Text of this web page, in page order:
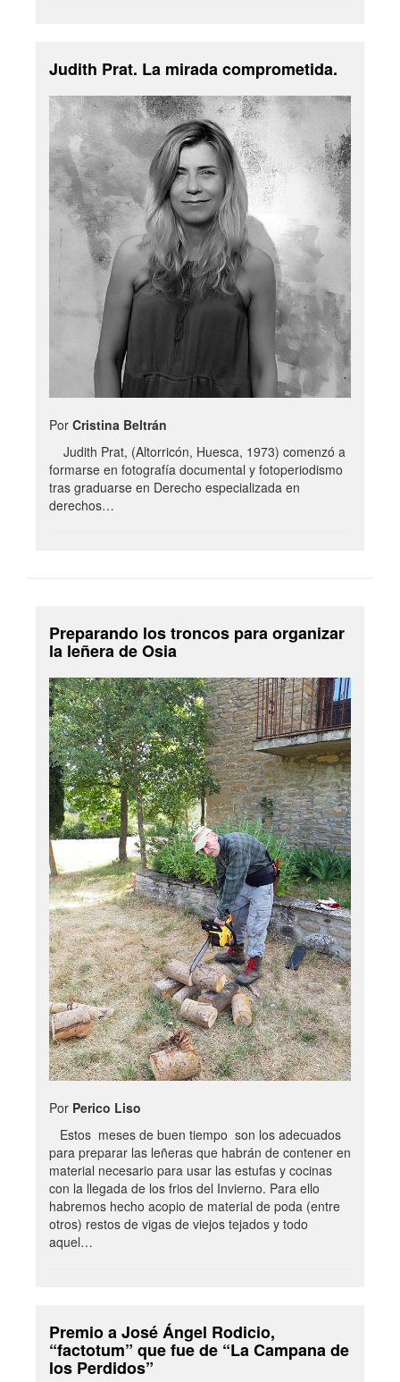
Judith Prat. La mirada comprometida.
Por Cristina Beltrán
Judith Prat, (Altorricón, Huesca, 1973) comenzó a
formarse en fotografía documental y fotoperiodismo
tras graduarse en Derecho especializada en
derechos…
Preparando los troncos para organizar
la leñera de Osia
Por Perico Liso
Estos meses de buen tiempo son los adecuados
para preparar las leñeras que habrán de contener en
material necesario para usar las estufas y cocinas
con la llegada de los frios del Invierno. Para ello
habremos hecho acopio de material de poda (entre
otros) restos de vigas de viejos tejados y todo
aquel…
Premio a José Ángel Rodicio,
“factotum” que fue de “La Campana de
los Perdidos”